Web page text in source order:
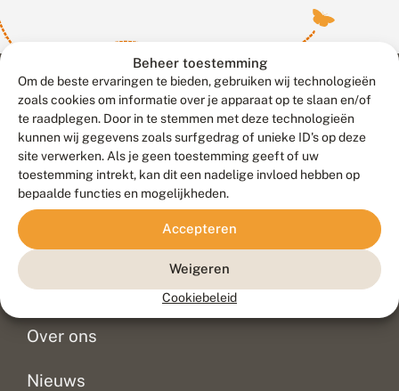
Beheer toestemming
Om de beste ervaringen te bieden, gebruiken wij technologieën
zoals cookies om informatie over je apparaat op te slaan en/of
te raadplegen. Door in te stemmen met deze technologieën
kunnen wij gegevens zoals surfgedrag of unieke ID's op deze
site verwerken. Als je geen toestemming geeft of uw
toestemming intrekt, kan dit een nadelige invloed hebben op
bepaalde functies en mogelijkheden.
Accepteren
Weigeren
Cookiebeleid
Contact
Veelgestelde vragen
Doneer
Over ons
Nieuws
Meld waarnemingen© 2026 Vlinderstichting
Duurzaam ontwikkeld door
Go2People
, ontworpen door
Blue Field Agency
Privacy
Disclaimer
Sitemap